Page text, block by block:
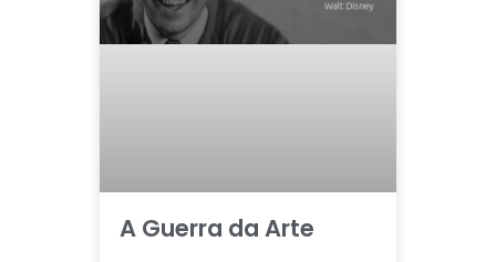
A Guerra da Arte